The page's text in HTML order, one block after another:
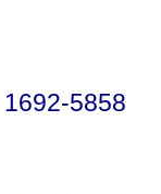
1692-5858